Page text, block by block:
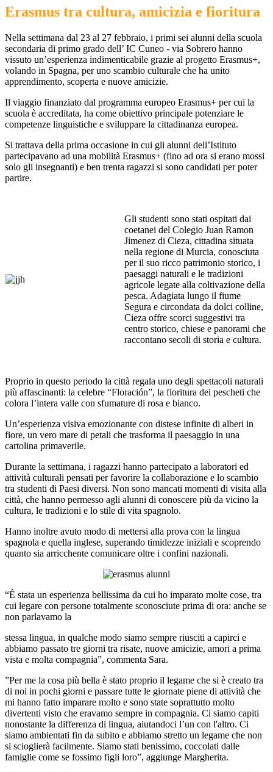
Erasmus tra cultura, amicizia e fioritura
Nella settimana dal 23 al 27 febbraio, i primi sei alunni della scuola
secondaria di primo grado dell’ IC Cuneo - via Sobrero hanno
vissuto un’esperienza indimenticabile grazie al progetto Erasmus+,
volando in Spagna, per uno scambio culturale che ha unito
apprendimento, scoperta e nuove amicizie.
Il viaggio finanziato dal programma europeo Erasmus+ per cui la
scuola è accreditata, ha come obiettivo principale potenziare le
competenze linguistiche e sviluppare la cittadinanza europea.
Si trattava della prima occasione in cui gli alunni dell’Istituto
partecipavano ad una mobilità Erasmus+ (fino ad ora si erano mossi
solo gli insegnanti) e ben trenta ragazzi si sono candidati per poter
partire.
Gli studenti sono stati ospitati dai
coetanei del Colegio Juan Ramon
Jimenez di Cieza, cittadina situata
nella regione di Murcia, conosciuta
per il suo ricco patrimonio storico, i
paesaggi naturali e le tradizioni
agricole legate alla coltivazione della
pesca. Adagiata lungo il fiume
Segura e circondata da dolci colline,
Cieza offre scorci suggestivi tra
centro storico, chiese e panorami che
raccontano secoli di storia e cultura.
Proprio in questo periodo la città regala uno degli spettacoli naturali
più affascinanti: la celebre “Floración”, la fioritura dei pescheti che
colora l’intera valle con sfumature di rosa e bianco.
Un’esperienza visiva emozionante con distese infinite di alberi in
fiore, un vero mare di petali che trasforma il paesaggio in una
cartolina primaverile.
Durante la settimana, i ragazzi hanno partecipato a laboratori ed
attività culturali pensati per favorire la collaborazione e lo scambio
tra studenti di Paesi diversi. Non sono mancati momenti di visita alla
città, che hanno permesso agli alunni di conoscere più da vicino la
cultura, le tradizioni e lo stile di vita spagnolo.
Hanno inoltre avuto modo di mettersi alla prova con la lingua
spagnola e quella inglese, superando timidezze iniziali e scoprendo
quanto sia arricchente comunicare oltre i confini nazionali.
“É stata un esperienza bellissima da cui ho imparato molte cose, tra
cui legare con persone totalmente sconosciute prima di ora: anche se
non parlavamo la
stessa lingua, in qualche modo siamo sempre riusciti a capirci e
abbiamo passato tre giorni tra risate, nuove amicizie, amori a prima
vista e molta compagnia”, commenta Sara.
”Per me la cosa più bella è stato proprio il legame che si è creato tra
di noi in pochi giorni e passare tutte le giornate piene di attività che
mi hanno fatto imparare molto e sono state soprattutto molto
divertenti visto che eravamo sempre in compagnia. Ci siamo capiti
nonostante la differenza di lingua, aiutandoci l’un con l'altro. Ci
siamo ambientati fin da subito e abbiamo stretto un legame che non
si scioglierà facilmente. Siamo stati benissimo, coccolati dalle
famiglie come se fossimo figli loro”, aggiunge Margherita.